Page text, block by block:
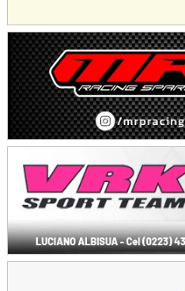
CSK - F7
Juventud Unida (Tierra)
Humboldt (Santa Fe)
NORESTE SANTAFESINO - F6
Ciudad de Avellaneda (Asfalto)
Avellaneda (Santa Fe)
SUR SANTAFESINO - F4
José Samuel Sánchez (Tierra)
Rufino (Santa Fe)
TUCUMANO - F5
Juan Navarro (Asfalto)
El Timbó (Tucumán)